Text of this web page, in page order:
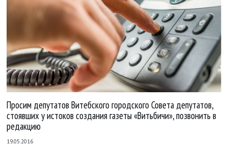
Просим депутатов Витебского городского Совета депутатов,
стоявших у истоков создания газеты «Витьбичи», позвонить в
редакцию
19.05.2016